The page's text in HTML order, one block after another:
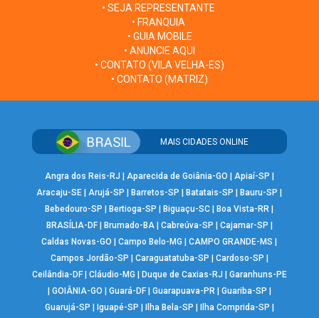
• SEJA REPRESENTANTE
• FRANQUIA
• GUIA MOBILE
• ANUNCIE AQUI
• CONTATO (VILA VELHA-ES)
• CONTATO (MATRIZ)
MAIS CIDADES ONLINE
Angra dos Reis-RJ Aparecida de Goiânia-GO Apiaí-SP
Aracaju-SE |Arujá-SP Barretos-SP Batatais-SP Bauru-SP
Bebedouro-SP
Bertioga-SP Biguaçu-SC Boa Vista-RR
BRASÍLIA-DF| Brumado-BA| Cabreúva-SP Cajamar-SP
Caldas Novas-GO
|Campo Belo-MG |CAMPO GRANDE-MS
Campos Jordão-SP
Caraguatatuba-SP Cardoso-SP
Ceilândia-DF| Cláudio-MG Duque de Caxias-RJ
Garanhuns-PE
GOIÂNIA-GO Guará-DF| Guarapuava-PR| Guariba-SP
Guarujá-SP
Iguapé-SP Ilha Bela-SP Ilha Comprida-SP